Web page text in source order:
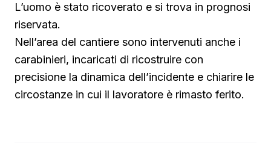
L’uomo è stato ricoverato e si trova in prognosi
riservata.
Nell’area del cantiere sono intervenuti anche i
carabinieri, incaricati di ricostruire con
precisione la dinamica dell’incidente e chiarire le
circostanze in cui il lavoratore è rimasto ferito.